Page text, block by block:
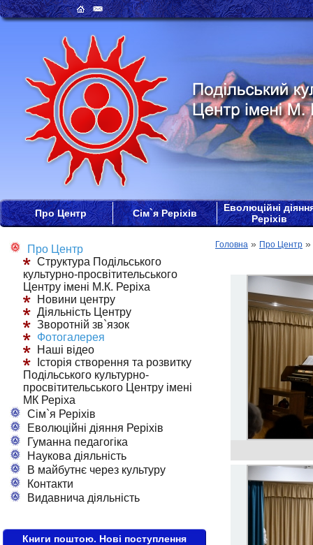
Про Центр Сім`я Реріхів
Еволюційні
Реріхів
Про Центр
Структура Подільського
культурно-просвітительського
Центру імені М.К. Реріха
Новини центру
Діяльність Центру
Зворотній зв`язок
Фотогалерея
Наші відео
Історія створення та розвитку
Подільського культурно-
просвітительського Центру імені
МК Реріха
Сім`я Реріхів
Еволюційні діяння Реріхів
Гуманна педагогіка
Наукова діяльність
В майбутнє через культуру
Контакти
Видавнича діяльність
Книги поштою. Нові поступлення
Головна » Про Центр »